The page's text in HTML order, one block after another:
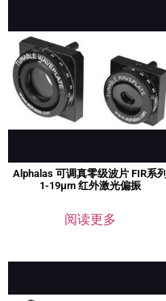
Alphalas 可调真零级波片 FIR系列
1-19μm 红外激光偏振
阅读更多